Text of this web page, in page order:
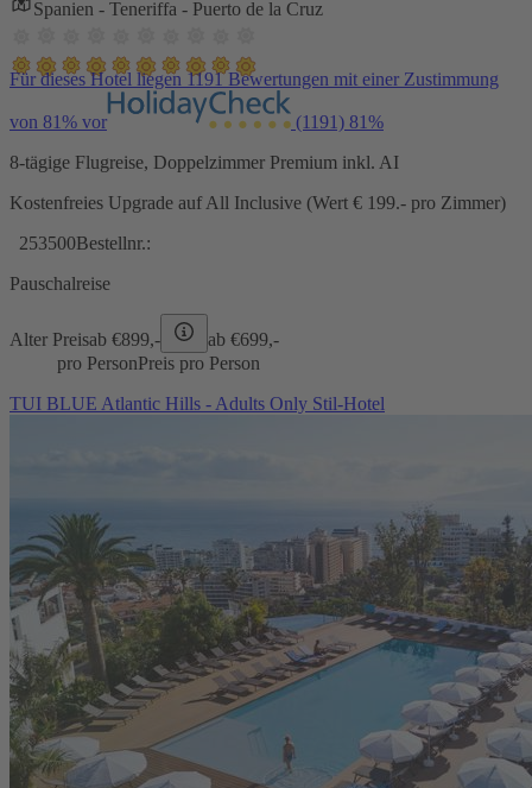
Spanien - Teneriffa - Puerto de la Cruz
Für dieses Hotel liegen 1191 Bewertungen mit einer Zustimmung
von 81% vor (1191) 81%
8-tägige Flugreise, Doppelzimmer Premium inkl. AI
Kostenfreies Upgrade auf All Inclusive (Wert € 199.- pro Zimmer)
253500Bestellnr.:
Pauschalreise
Alter Preisab €899,- ab €699,-
pro PersonPreis pro Person
TUI BLUE Atlantic Hills - Adults Only Stil-Hotel